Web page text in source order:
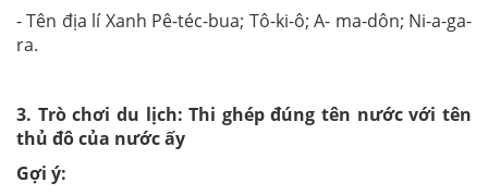
- Tên địa lí Xanh Pê-téc-bua; Tô-ki-ô; A- ma-dôn; Ni-a-ga-
ra.
3. Trò chơi du lịch: Thi ghép đúng tên nước với tên
thủ đô của nước ấy
Gợi ý: